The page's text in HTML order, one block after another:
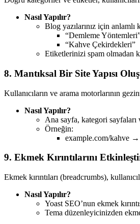
Nasıl Yapılır?
Blog yazılarınız için
“Demleme
“Kahve Çekirdekleri”
Etiketlerinizi spam olmadan
8. Mantıksal Bir Site Yapısı
Kullanıcıların ve arama motorlarının
Nasıl Yapılır?
Ana sayfa, kategori sayfaları
Örneğin:
example.com/kahve →
9. Ekmek Kırıntılarını
Ekmek kırıntıları (breadcrumbs),
Nasıl Yapılır?
Yoast SEO’nun ekmek
Tema düzenleyicinizden